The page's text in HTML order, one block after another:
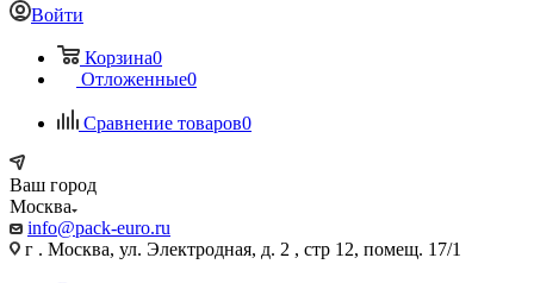
Войти
Корзина0
Отложенные0
Сравнение товаров0
Ваш город
Москва
info@pack-euro.ru
г . Москва, ул. Электродная, д. 2 , стр 12, помещ. 17/1